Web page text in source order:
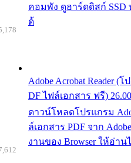
คอมพัง ดูฮาร์ดดิสก์ SSD
ด้
Adobe Acrobat Reader
DF ไฟล์เอกสาร ฟรี)
ดาวน์โหลดโปรแกรม
ล์เอกสาร PDF จาก
งานของ Browser ให้อ่าน